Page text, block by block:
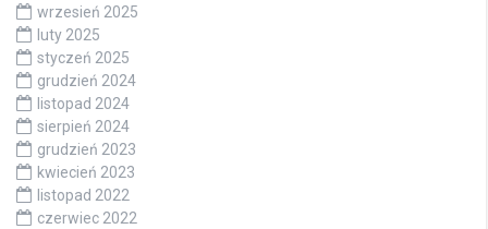
wrzesień 2025
luty 2025
styczeń 2025
grudzień 2024
listopad 2024
sierpień 2024
grudzień 2023
kwiecień 2023
listopad 2022
czerwiec 2022